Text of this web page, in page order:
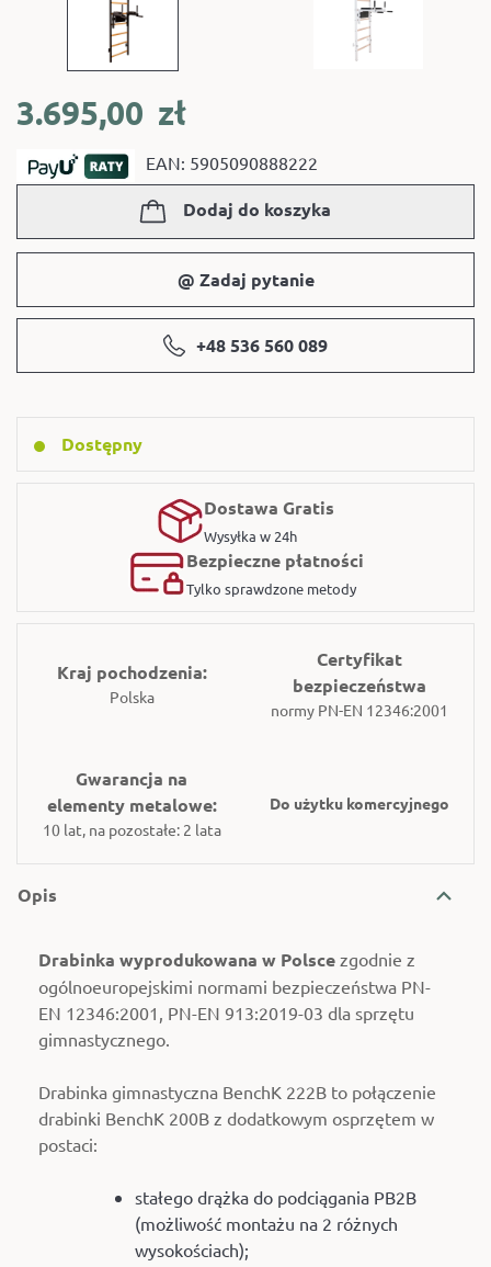
3.695,00 zł
EAN: 5905090888222
Dodaj do koszyka
@ Zadaj pytanie
+48 536 560 089
Dostępny
Dostawa Gratis
Wysyłka w 24h
Bezpieczne płatności
Tylko sprawdzone metody
Kraj pochodzenia:
Polska
Certyfikat
bezpieczeństwa
normy PN-EN 12346:2001
Gwarancja na
elementy metalowe:
10 lat, na pozostałe: 2 lata
Do użytku komercyjnego
Opis
Drabinka wyprodukowana w Polsce zgodnie z
ogólnoeuropejskimi normami bezpieczeństwa PN-
EN 12346:2001, PN-EN 913:2019-03 dla sprzętu
gimnastycznego.
Drabinka gimnastyczna BenchK 222B to połączenie
drabinki BenchK 200B z dodatkowym osprzętem w
postaci:
stałego drążka do podciągania PB2B
(możliwość montażu na 2 różnych
wysokościach);